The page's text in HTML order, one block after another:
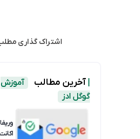
اشتراک گذاری
آخرین مطالب
آموزش
گوگل ادز